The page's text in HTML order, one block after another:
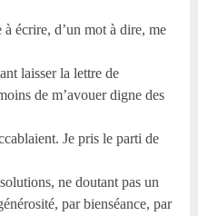
à écrire, d’un mot à dire, me
laisser la lettre de
de m’avouer digne des
Je pris le parti de
ne doutant pas un
par bienséance, par